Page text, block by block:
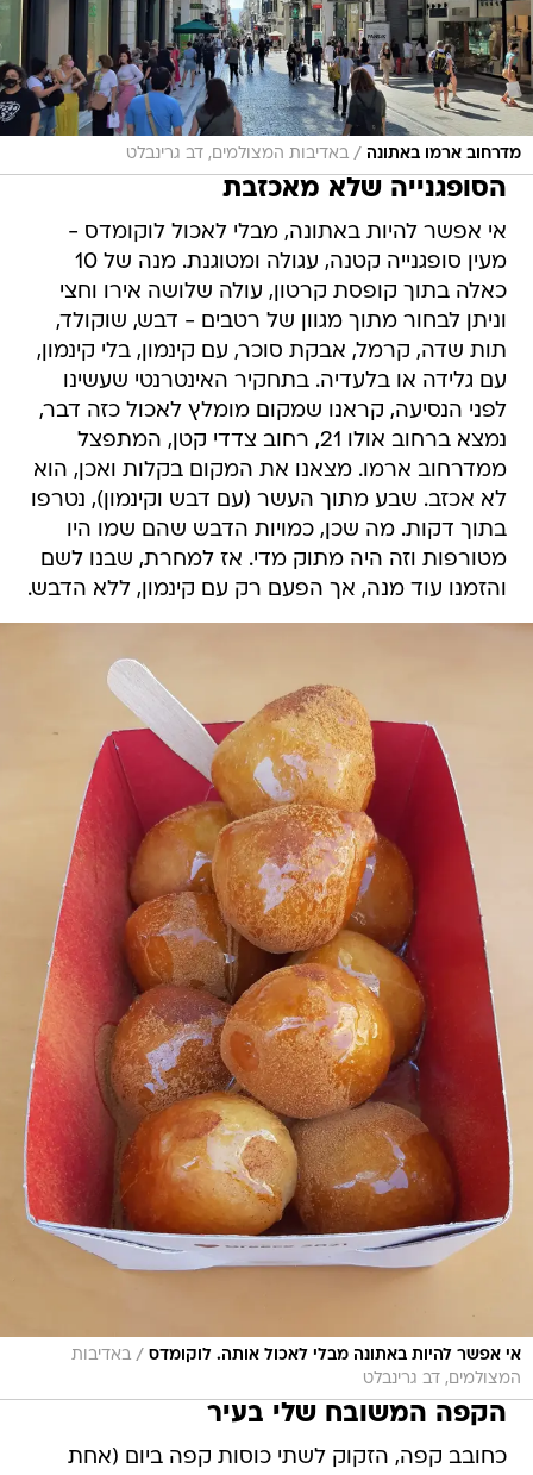
מדרחוב ארמו באתונה / באדיבות המצולמים, דב גרינבלט
הסופגנייה שלא מאכזבת
אי אפשר להיות באתונה, מבלי לאכול לוקומדס -
מעין סופגנייה קטנה, עגולה ומטוגנת. מנה של 10
כאלה בתוך קופסת קרטון, עולה שלושה אירו וחצי
וניתן לבחור מתוך מגוון של רטבים - דבש, שוקולד,
תות שדה, קרמל, אבקת סוכר, עם קינמון, בלי קינמון,
עם גלידה או בלעדיה. בתחקיר האינטרנטי שעשינו
לפני הנסיעה, קראנו שמקום מומלץ לאכול כזה דבר,
נמצא ברחוב אולו 21, רחוב צדדי קטן, המתפצל
ממדרחוב ארמו. מצאנו את המקום בקלות ואכן, הוא
לא אכזב. שבע מתוך העשר (עם דבש וקינמון), נטרפו
בתוך דקות. מה שכן, כמויות הדבש שהם שמו היו
מטורפות וזה היה מתוק מדי. אז למחרת, שבנו לשם
והזמנו עוד מנה, אך הפעם רק עם קינמון, ללא הדבש.
אי אפשר להיות באתונה מבלי לאכול אותה. לוקומדס / באדיבות
המצולמים, דב גרינבלט
הקפה המשובח שלי בעיר
כחובב קפה, הזקוק לשתי כוסות קפה ביום (אחת